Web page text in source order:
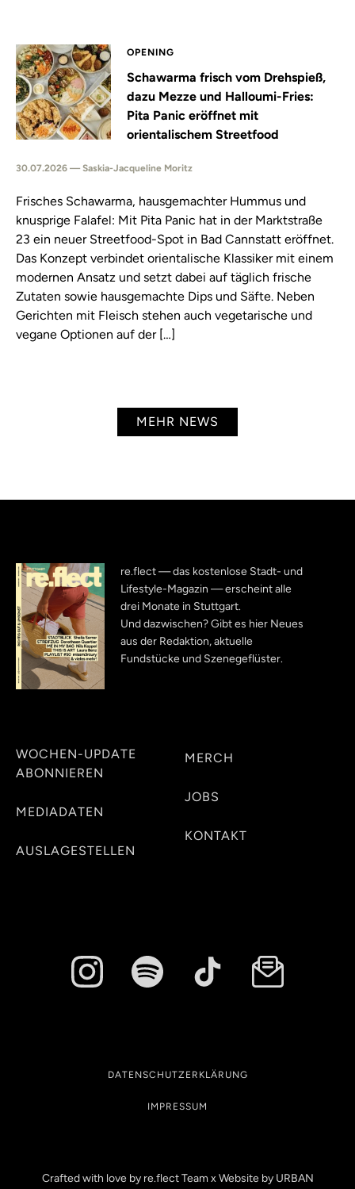
OPENING
Schawarma frisch vom Drehspieß,
dazu Mezze und Halloumi-Fries:
Pita Panic eröffnet mit
orientalischem Streetfood
30.07.2026 — Saskia-Jacqueline Moritz
Frisches Schawarma, hausgemachter Hummus und
knusprige Falafel: Mit Pita Panic hat in der Marktstraße
23 ein neuer Streetfood-Spot in Bad Cannstatt eröffnet.
Das Konzept verbindet orientalische Klassiker mit einem
modernen Ansatz und setzt dabei auf täglich frische
Zutaten sowie hausgemachte Dips und Säfte. Neben
Gerichten mit Fleisch stehen auch vegetarische und
vegane Optionen auf der […]
MEHR NEWS
re.flect — das kostenlose Stadt- und
Lifestyle-Magazin — erscheint alle
drei Monate in Stuttgart.
Und dazwischen? Gibt es hier Neues
aus der Redaktion, aktuelle
Fundstücke und Szenegeflüster.
WOCHEN-UPDATE
ABONNIEREN
MEDIADATEN
AUSLAGESTELLEN
MERCH
JOBS
KONTAKT
DATENSCHUTZERKLÄRUNG
IMPRESSUM
Crafted with love by re.flect Team x Website by URBAN